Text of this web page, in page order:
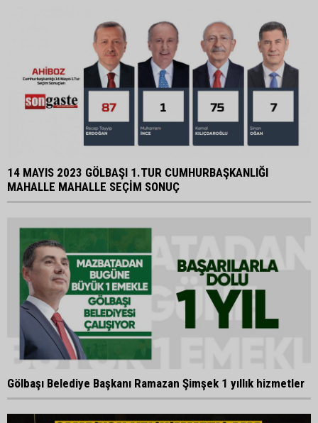
14 MAYIS 2023 GÖLBAŞI 1.TUR CUMHURBAŞKANLIĞI
MAHALLE MAHALLE SEÇİM SONUÇ
Gölbaşı Belediye Başkanı Ramazan Şimşek 1 yıllık hizmetler